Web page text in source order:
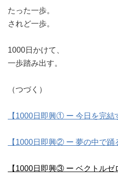
たった一歩。
されど一歩。
1000日かけて、
一歩踏み出す。
（つづく）
【1000日即興① ー 今日を完結
【1000日即興② ー 夢の中で踊
【1000日即興③ ー ベクトルゼ